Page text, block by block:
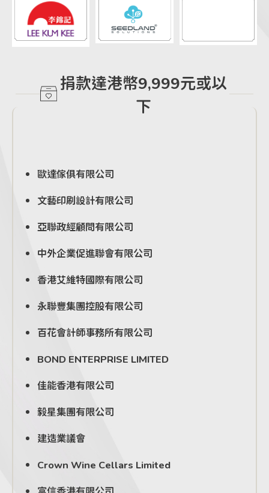
捐款達港幣9,999元或以
下
歐達傢俱有限公司
文藝印刷設計有限公司
亞聯政經顧問有限公司
中外企業促進聯會有限公司
香港艾維特國際有限公司
永聯豐集團控股有限公司
百花會計師事務所有限公司
BOND ENTERPRISE LIMITED
佳能香港有限公司
毅星集團有限公司
建造業議會
Crown Wine Cellars Limited